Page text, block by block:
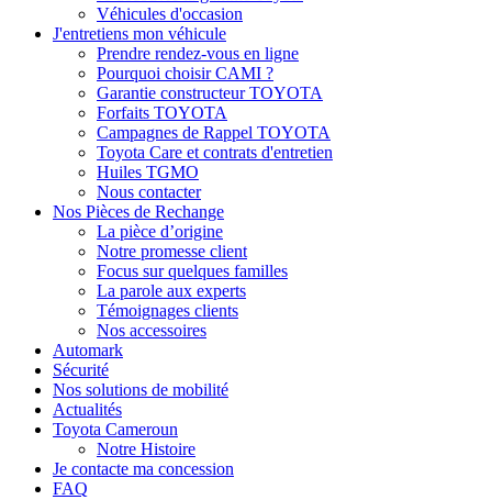
Véhicules d'occasion
J'entretiens mon véhicule
Prendre rendez-vous en ligne
Pourquoi choisir CAMI ?
Garantie constructeur TOYOTA
Forfaits TOYOTA
Campagnes de Rappel TOYOTA
Toyota Care et contrats d'entretien
Huiles TGMO
Nous contacter
Nos Pièces de Rechange
La pièce d’origine
Notre promesse client
Focus sur quelques familles
La parole aux experts
Témoignages clients
Nos accessoires
Automark
Sécurité
Nos solutions de mobilité
Actualités
Toyota Cameroun
Notre Histoire
Je contacte ma concession
FAQ